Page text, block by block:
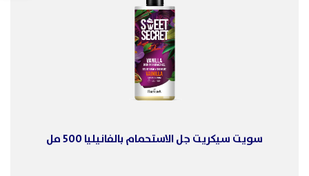
سويت سيكريت جل الاستحمام بالفانيليا 500 مل